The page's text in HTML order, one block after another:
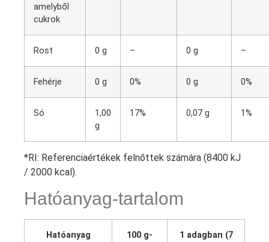
amelyből
cukrok
Rost 0 g – 0 g –
Fehérje 0 g 0% 0 g 0%
Só
1,00
g
17% 0,07 g 1%
*RI: Referenciaértékek felnőttek számára (8400 kJ
/ 2000 kcal).
Hatóanyag-tartalom
Hatóanyag
100 g-
1 adagban (7